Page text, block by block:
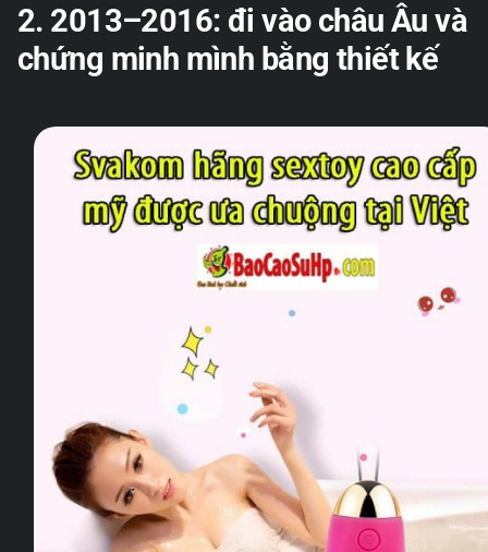
2. 2013–2016: đi vào châu Âu và
chứng minh mình bằng thiết kế